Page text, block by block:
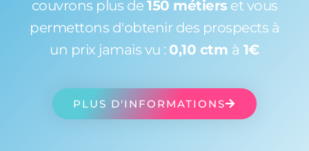
couvrons plus de 150 métiers et vous
permettons d'obtenir des prospects à
un prix jamais vu : 0,10 ctm à 1€
PLUS D'INFORMATIONS